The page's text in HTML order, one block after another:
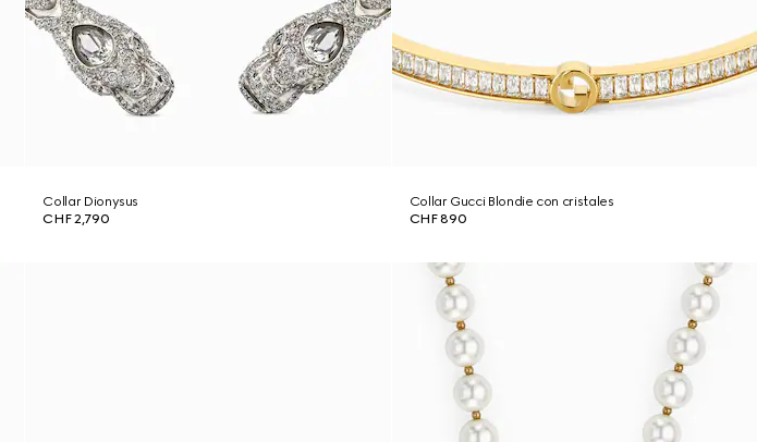
Collar Dionysus
CHF 2,790
Collar Gucci Blondie con cristales
CHF 890